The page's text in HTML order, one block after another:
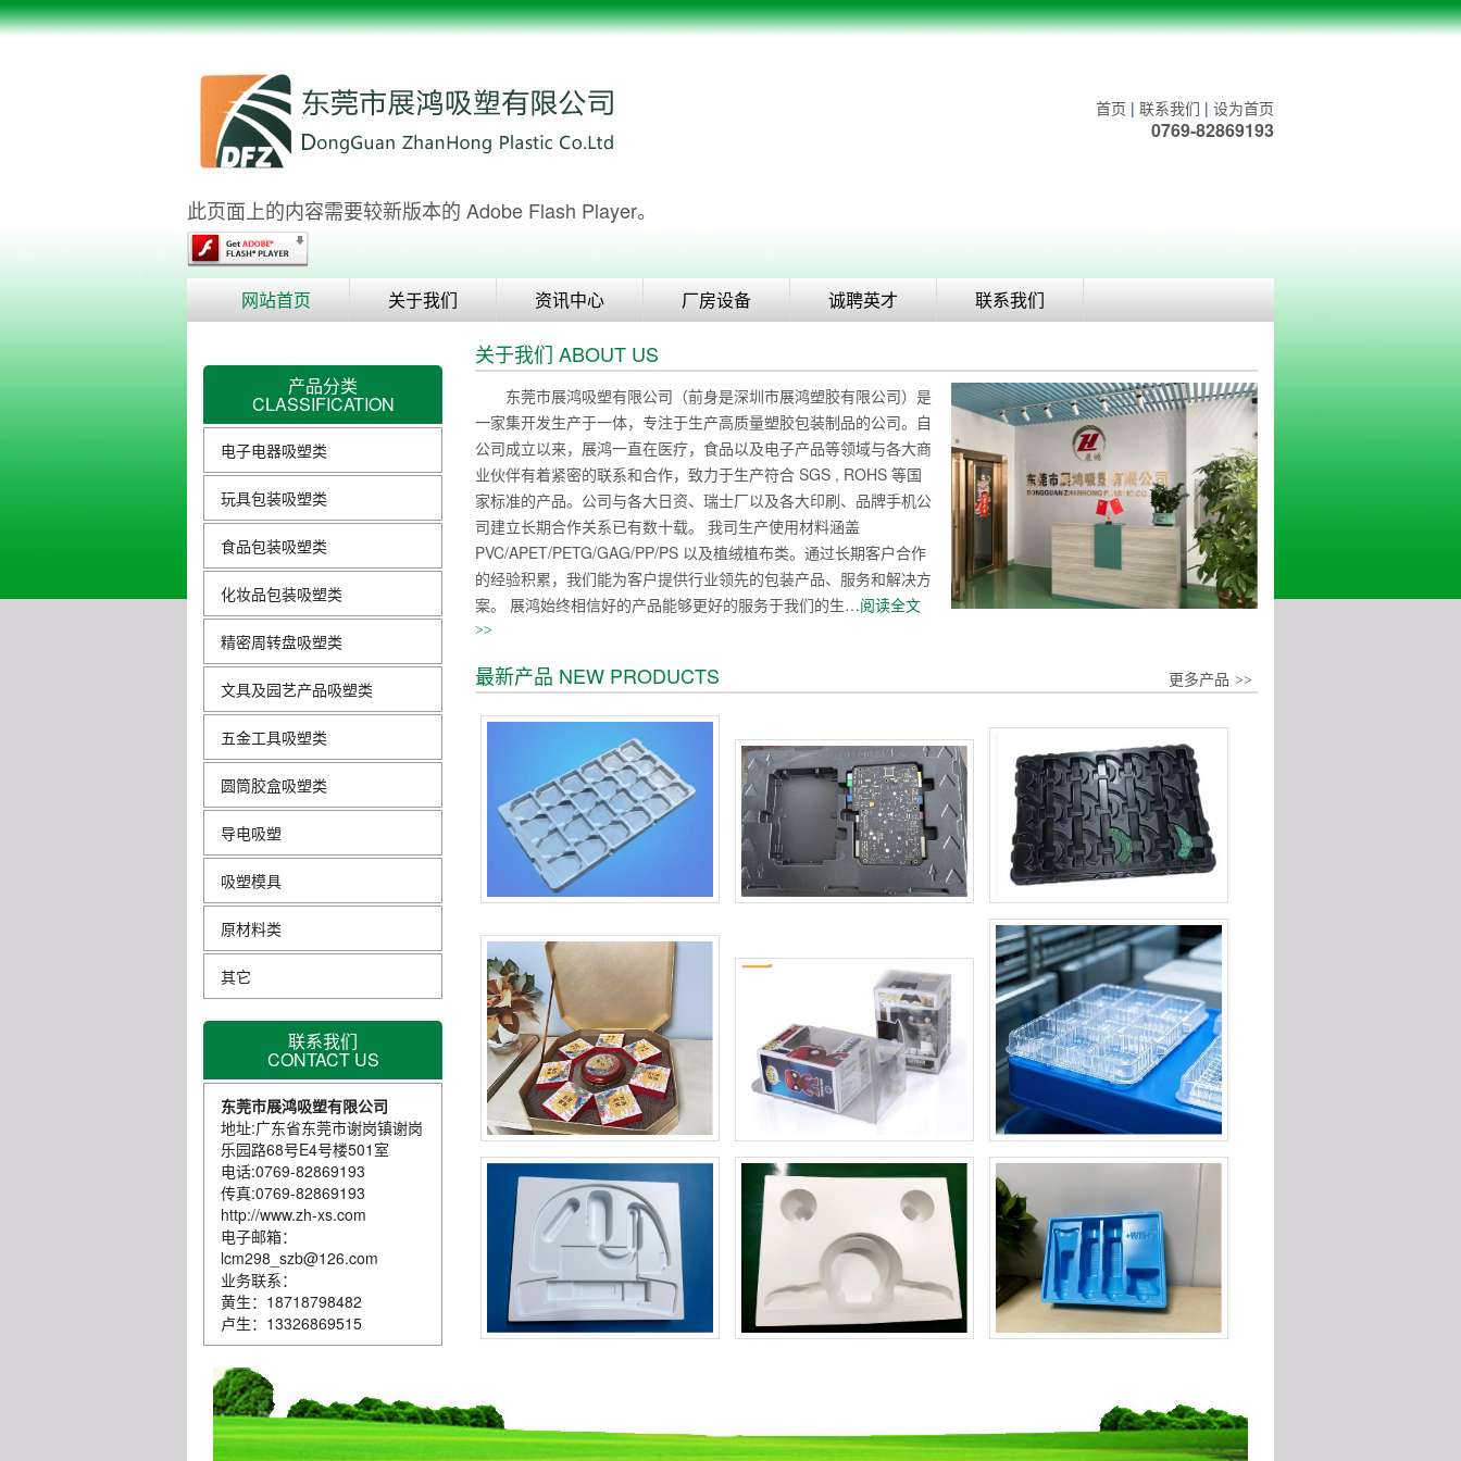
首页 | 联系我们 | 设为首页
0769-82869193
此页面上的内容需要较新版本的 Adobe Flash Player。
网站首页 关于我们 资讯中心 厂房设备 诚聘英才 联系我们
产品分类
CLASSIFICATION
电子电器吸塑类
玩具包装吸塑类
食品包装吸塑类
化妆品包装吸塑类
精密周转盘吸塑类
文具及园艺产品吸塑类
五金工具吸塑类
圆筒胶盒吸塑类
导电吸塑
吸塑模具
原材料类
其它
联系我们
CONTACT US
东莞市展鸿吸塑有限公司
地址:广东省东莞市谢岗镇谢岗
乐园路68号E4号楼501室
电话:0769-82869193
传真:0769-82869193
http://www.zh-xs.com
电子邮箱：
lcm298_szb@126.com
业务联系：
黄生：18718798482
卢生：13326869515
关于我们 ABOUT US
东莞市展鸿吸塑有限公司（前身是深圳市展鸿塑胶有限公司）是
一家集开发生产于一体，专注于生产高质量塑胶包装制品的公司。自
公司成立以来，展鸿一直在医疗，食品以及电子产品等领域与各大商
业伙伴有着紧密的联系和合作，致力于生产符合 SGS , ROHS 等国
家标准的产品。公司与各大日资、瑞士厂以及各大印刷、品牌手机公
司建立长期合作关系已有数十载。 我司生产使用材料涵盖
PVC/APET/PETG/GAG/PP/PS 以及植绒植布类。通过长期客户合作
的经验积累，我们能为客户提供行业领先的包装产品、服务和解决方
案。 展鸿始终相信好的产品能够更好的服务于我们的生…阅读全文
>>
最新产品 NEW PRODUCTS 更多产品 >>